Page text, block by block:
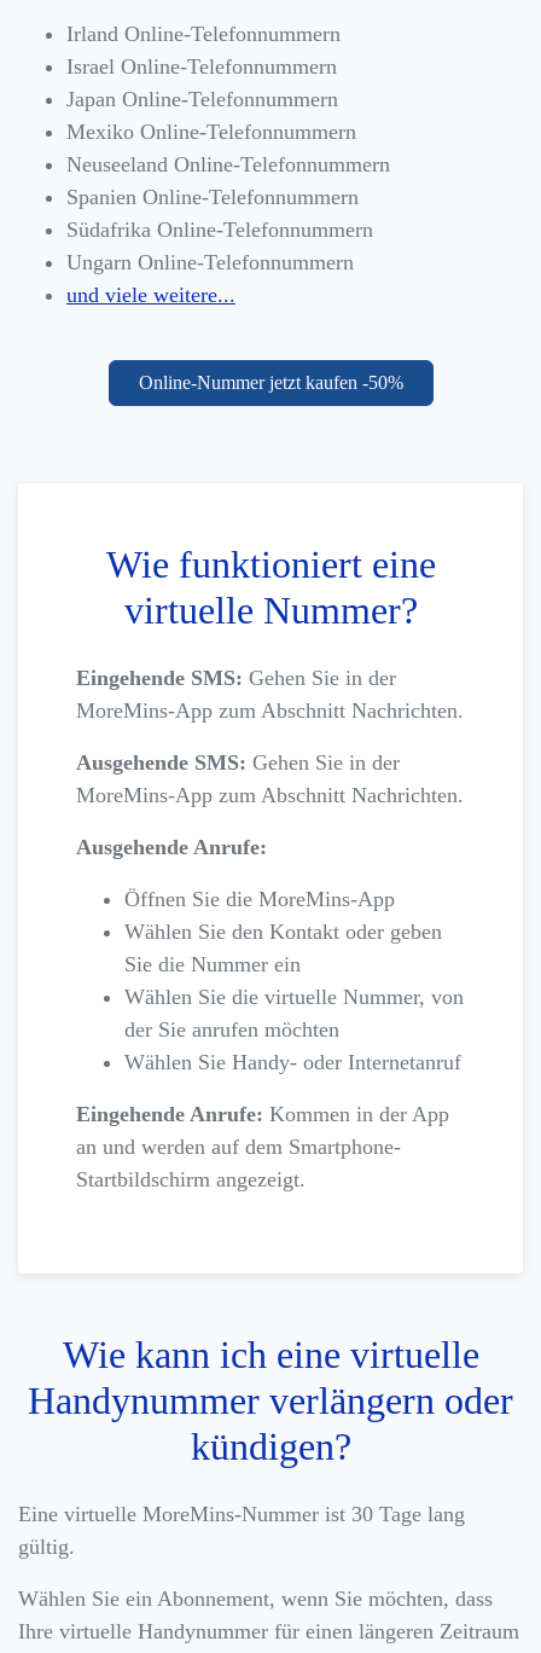
Irland Online-Telefonnummern
Israel Online-Telefonnummern
Japan Online-Telefonnummern
Mexiko Online-Telefonnummern
Neuseeland Online-Telefonnummern
Spanien Online-Telefonnummern
Südafrika Online-Telefonnummern
Ungarn Online-Telefonnummern
und viele weitere...
Online-Nummer jetzt kaufen -50%
Wie funktioniert eine
virtuelle Nummer?
Eingehende SMS: Gehen Sie in der
MoreMins-App zum Abschnitt Nachrichten.
Ausgehende SMS: Gehen Sie in der
MoreMins-App zum Abschnitt Nachrichten.
Ausgehende Anrufe:
Öffnen Sie die MoreMins-App
Wählen Sie den Kontakt oder geben
Sie die Nummer ein
Wählen Sie die virtuelle Nummer, von
der Sie anrufen möchten
Wählen Sie Handy- oder Internetanruf
Eingehende Anrufe: Kommen in der App
an und werden auf dem Smartphone-
Startbildschirm angezeigt.
Wie kann ich eine virtuelle
Handynummer verlängern oder
kündigen?
Eine virtuelle MoreMins-Nummer ist 30 Tage lang
gültig.
Wählen Sie ein Abonnement, wenn Sie möchten, dass
Ihre virtuelle Handynummer für einen längeren Zeitraum